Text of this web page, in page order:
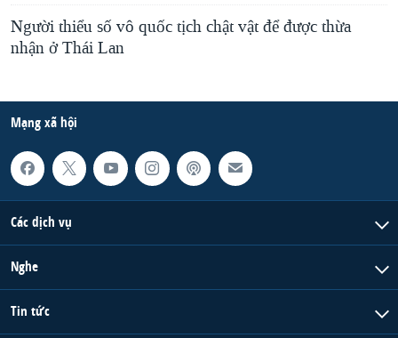
Người thiểu số vô quốc tịch chật vật để được thừa
nhận ở Thái Lan
Mạng xã hội
Các dịch vụ
Nghe
Tin tức